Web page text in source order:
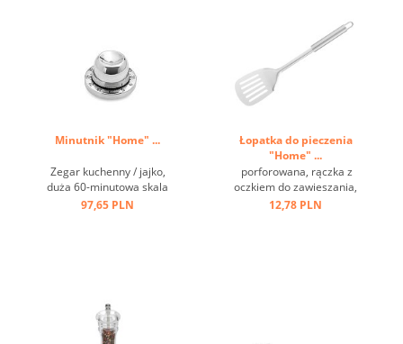
Minutnik "Home" ...
Zegar kuchenny / jajko,
duża 60-minutowa skala
czasowa, wielofunkcyjna
97,65 PLN
Łopatka do pieczenia
"Home" ...
porforowana, rączka z
oczkiem do zawieszania,
stal nierdzewna ...
12,78 PLN